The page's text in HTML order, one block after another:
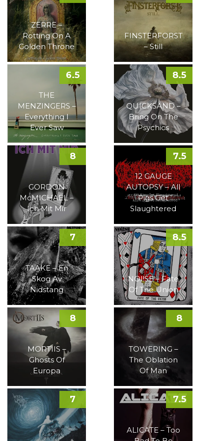
ZERRE –
Rotting On A
Golden Throne
FINSTERFORST
– Still
THE
MENZINGERS –
Everything I
Ever Saw
6.5
QUICKSAND –
Bring On The
Psychics
8.5
GORDON
McMICHAEL –
Ich Mit Mir
8
12 GAUGE
AUTOPSY – All
Pigs Get
Slaughtered
7.5
TAAKE – En
Skog Av
Nidstang
7
NOI!SE – Fate
Of The Union
8.5
MORTIIS –
Ghosts Of
Europa
8
TOWERING –
The Oblation
Of Man
8
7
ALICATE – Too
7.5